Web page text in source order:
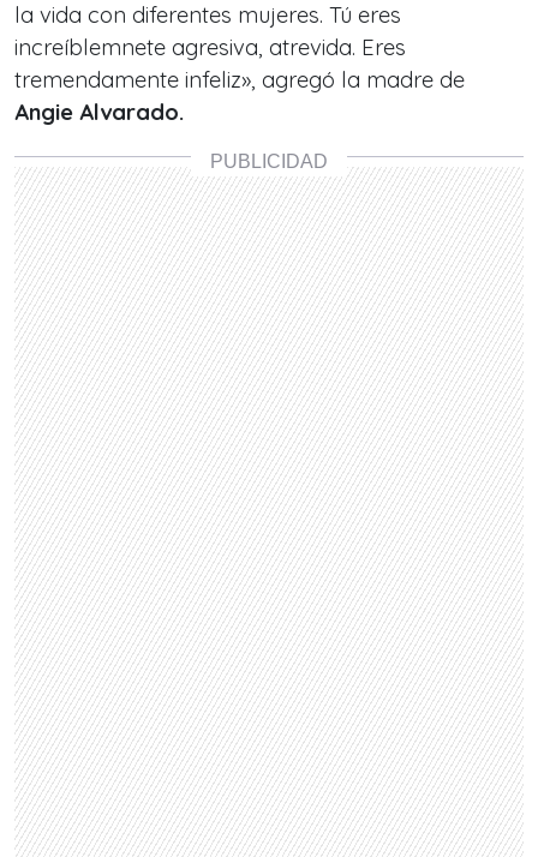
la vida con diferentes mujeres. Tú eres
increíblemnete agresiva, atrevida. Eres
tremendamente infeliz», agregó la madre de
Angie Alvarado.